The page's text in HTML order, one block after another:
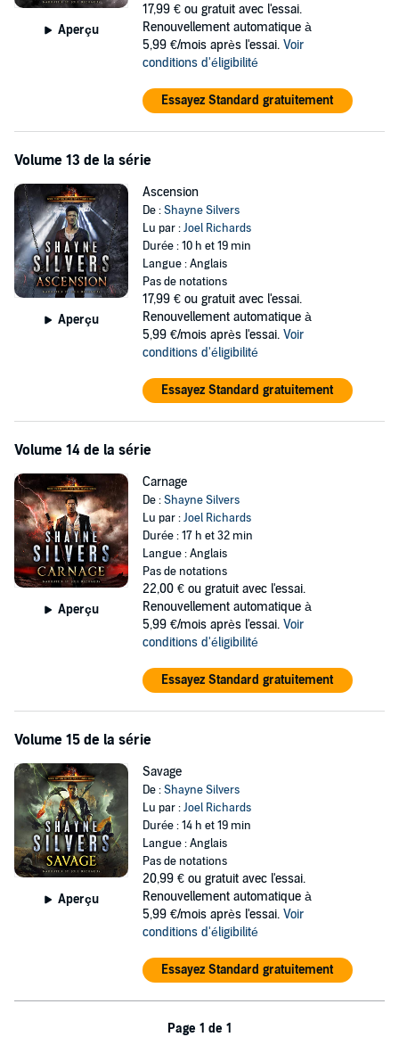
Aperçu
17,99 € ou gratuit avec l'essai.
Renouvellement automatique à
5,99 €/mois après l'essai. Voir
conditions d'éligibilité
Essayez Standard gratuitement
Volume 13 de la série
Aperçu
Ascension
De :Shayne Silvers
Lu par :Joel Richards
Durée : 10 h et 19 min
Langue : Anglais
Pas de notations
17,99 € ou gratuit avec l'essai.
Renouvellement automatique à
5,99 €/mois après l'essai. Voir
conditions d'éligibilité
Essayez Standard gratuitement
Volume 14 de la série
Aperçu
Carnage
De :Shayne Silvers
Lu par :Joel Richards
Durée : 17 h et 32 min
Langue : Anglais
Pas de notations
22,00 € ou gratuit avec l'essai.
Renouvellement automatique à
5,99 €/mois après l'essai. Voir
conditions d'éligibilité
Essayez Standard gratuitement
Volume 15 de la série
Aperçu
Savage
De :Shayne Silvers
Lu par :Joel Richards
Durée : 14 h et 19 min
Langue : Anglais
Pas de notations
20,99 € ou gratuit avec l'essai.
Renouvellement automatique à
5,99 €/mois après l'essai. Voir
conditions d'éligibilité
Essayez Standard gratuitement
Page 1 de 1